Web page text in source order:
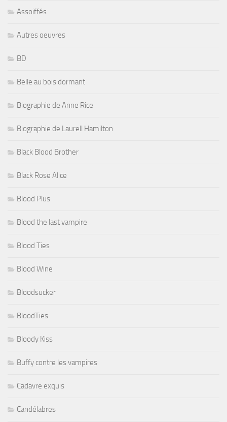
Assoiffés
Autres oeuvres
BD
Belle au bois dormant
Biographie de Anne Rice
Biographie de Laurell Hamilton
Black Blood Brother
Black Rose Alice
Blood Plus
Blood the last vampire
Blood Ties
Blood Wine
Bloodsucker
BloodTies
Bloody Kiss
Buffy contre les vampires
Cadavre exquis
Candélabres